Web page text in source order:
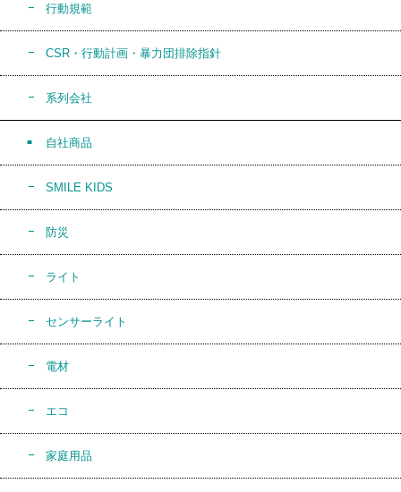
行動規範
CSR・行動計画・暴力団排除指針
系列会社
自社商品
SMILE KIDS
防災
ライト
センサーライト
電材
エコ
家庭用品